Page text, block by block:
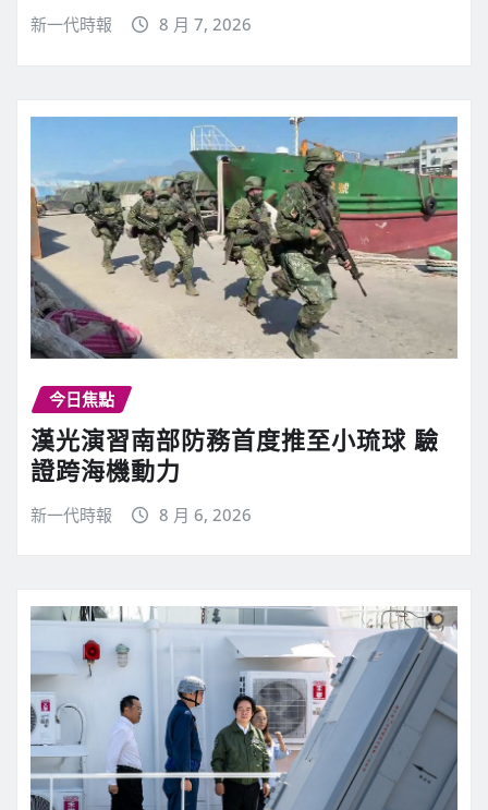
新一代時報 8 月 7, 2026
今日焦點
漢光演習南部防務首度推至小琉球 驗
證跨海機動力
新一代時報 8 月 6, 2026